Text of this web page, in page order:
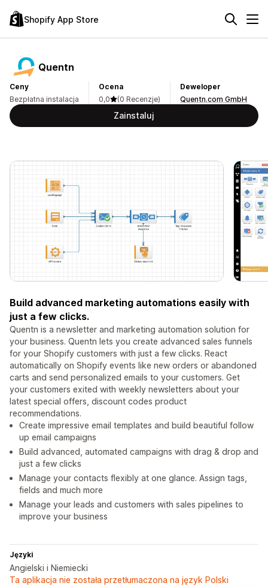
Shopify App Store
Quentn
Ceny
Bezpłatna instalacja
Ocena
0,0
(0 Recenzje)
Deweloper
Quentn.com GmbH
Zainstaluj
Build advanced marketing automations easily with
just a few clicks.
Quentn is a newsletter and marketing automation solution for
your business. Quentn lets you create advanced sales funnels
for your Shopify customers with just a few clicks. React
automatically on Shopify events like new orders or abandoned
carts and send personalized emails to your customers. Get
your customers exited with weekly newsletters about your
latest special offers, discount codes product
recommendations.
Create impressive email templates and build beautiful follow
up email campaigns
Build advanced, automated campaigns with drag & drop and
just a few clicks
Manage your contacts flexibly at one glance. Assign tags,
fields and much more
Manage your leads and customers with sales pipelines to
improve your business
Języki
Angielski i Niemiecki
Ta aplikacja nie została przetłumaczona na język Polski